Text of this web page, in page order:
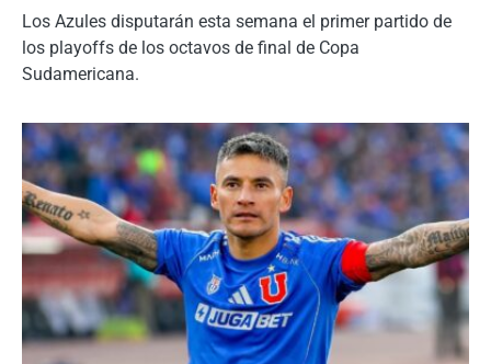
Los Azules disputarán esta semana el primer partido de
los playoffs de los octavos de final de Copa
Sudamericana.